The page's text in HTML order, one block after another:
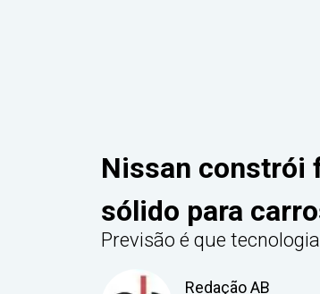
Nissan constrói
sólido para
Previsão é que
Redação AB